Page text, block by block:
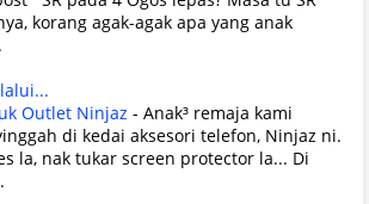
korang agak-agak apa yang anak
Outlet Ninjaz - Anak³ remaja kami
di kedai aksesori telefon, Ninjaz ni.
la, nak tukar screen protector la... Di